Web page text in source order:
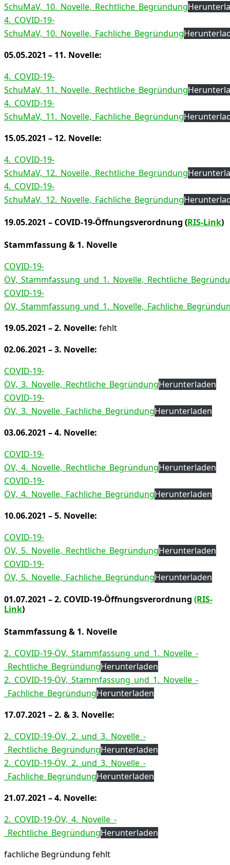
SchuMaV,_10._Novelle,_Rechtliche_Begründung
4._COVID-19-
SchuMaV,_10._Novelle,_Fachliche_Begründung
05.05.2021 – 11. Novelle:
4._COVID-19-
SchuMaV,_11._Novelle,_Rechtliche_Begründung
4._COVID-19-
SchuMaV,_11._Novelle,_Fachliche_Begründung
15.05.2021 – 12. Novelle:
4._COVID-19-
SchuMaV,_12._Novelle,_Rechtliche_Begründung
4._COVID-19-
SchuMaV,_12._Novelle,_Fachliche_Begründung
19.05.2021 – COVID-19-Öffnungsverordnung (RIS-Link)
Stammfassung & 1. Novelle
COVID-19-
COVID-19-
19.05.2021 – 2. Novelle: fehlt
02.06.2021 – 3. Novelle:
COVID-19-
ÖV,_3._Novelle,_Rechtliche_BegründungHerunterladen
COVID-19-
ÖV,_3._Novelle,_Fachliche_BegründungHerunterladen
03.06.2021 – 4. Novelle:
COVID-19-
ÖV,_4._Novelle,_Rechtliche_BegründungHerunterladen
COVID-19-
ÖV,_4._Novelle,_Fachliche_BegründungHerunterladen
10.06.2021 – 5. Novelle:
COVID-19-
ÖV,_5._Novelle,_Rechtliche_BegründungHerunterladen
COVID-19-
ÖV,_5._Novelle,_Fachliche_BegründungHerunterladen
01.07.2021 – 2. COVID-19-Öffnungsverordnung (RIS-
Link)
Stammfassung & 1. Novelle
2._COVID-19-ÖV,_Stammfassung_und_1._Novelle_-
_Rechtliche_BegründungHerunterladen
2._COVID-19-ÖV,_Stammfassung_und_1._Novelle_-
_Fachliche_BegründungHerunterladen
17.07.2021 – 2. & 3. Novelle:
2._COVID-19-ÖV,_2._und_3._Novelle_-
_Rechtliche_BegründungHerunterladen
2._COVID-19-ÖV,_2._und_3._Novelle_-
_Fachliche_BegründungHerunterladen
21.07.2021 – 4. Novelle:
2._COVID-19-ÖV,_4._Novelle_-
_Rechtliche_BegründungHerunterladen
fachliche Begründung fehlt